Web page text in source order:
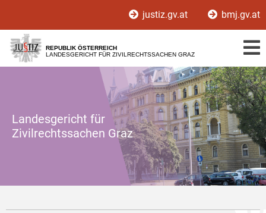
[1]
[2]
justiz.gv.at bmj.gv.at
REPUBLIK ÖSTERREICH
LANDESGERICHT FÜR ZIVILRECHTSSACHEN GRAZ
Landesgericht für
Zivilrechtssachen Graz